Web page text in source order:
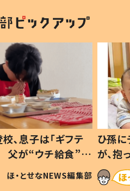
、息子は「ギフテ
父が“ウチ給食”を
由とは #令和の親
ほ・とせなNEWS編集部
ひ孫
が、
「涙が
い」